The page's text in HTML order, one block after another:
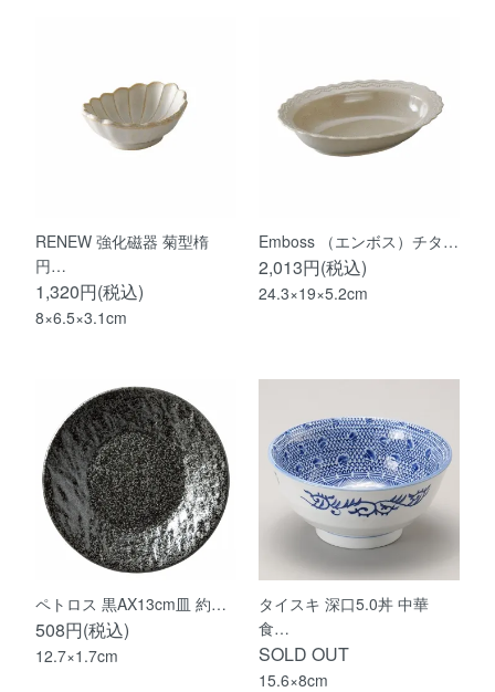
RENEW 強化磁器 菊型楕
円…
1,320円(税込)
8×6.5×3.1cm
Emboss （エンボス）チタ…
2,013円(税込)
24.3×19×5.2cm
ペトロス 黒AX13cm皿 約…
508円(税込)
12.7×1.7cm
タイスキ 深口5.0丼 中華
食…
SOLD OUT
15.6×8cm